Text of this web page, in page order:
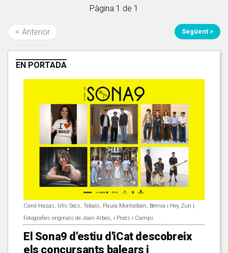
Pàgina 1 de 1
< Anterior Següent >
EN PORTADA
Carol Hazas, Ulls Secs, Tebals, Paula Montalbán, Bèrnia i Hey Zuri |
Fotografies originals de Joan Arbós, i Prats i Camps
El Sona9 d'estiu d'iCat descobreix
els concursants balears i